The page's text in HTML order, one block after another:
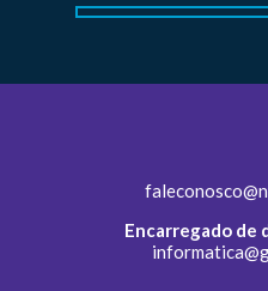
Encarregado de